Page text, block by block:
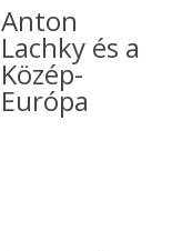
Anton
Lachky és a
Közép-
Európa